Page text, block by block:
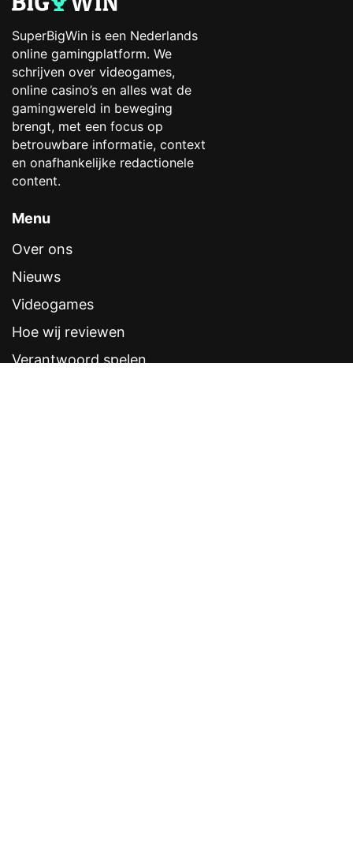
SuperBigWin is een Nederlands
online gamingplatform. We
schrijven over videogames,
online casino’s en alles wat de
gamingwereld in beweging
brengt, met een focus op
betrouwbare informatie, context
en onafhankelijke redactionele
content.
Menu
Over ons
Nieuws
Videogames
Hoe wij reviewen
Verantwoord spelen